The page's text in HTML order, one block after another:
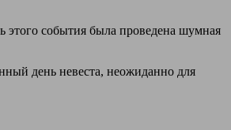
этого события была проведена шумная
день невеста, неожиданно для